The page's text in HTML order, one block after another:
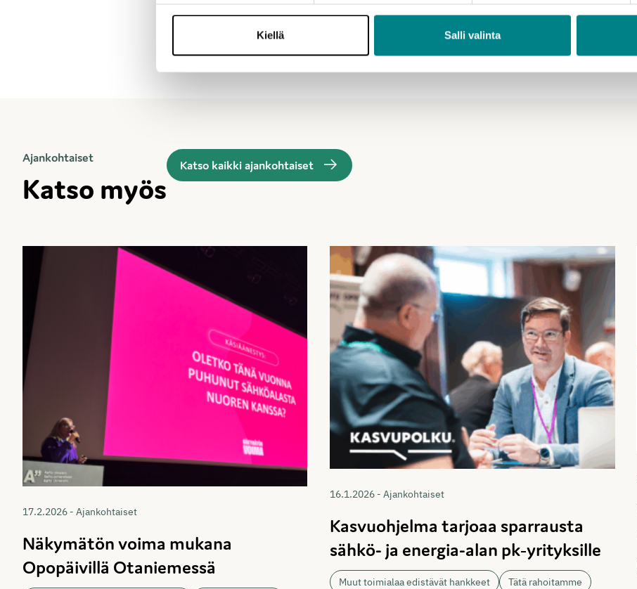
Kiellä Salli valinta
Ajankohtaiset
Katso myös
Katso kaikki ajankohtaiset
17.2.2026 - Ajankohtaiset
Näkymätön voima mukana
Opopäivillä Otaniemessä
16.1.2026 - Ajankohtaiset
Kasvuohjelma tarjoaa sparrausta
sähkö- ja energia-alan pk‑yrityksille
Muut toimialaa edistävät hankkeet Tätä rahoitamme